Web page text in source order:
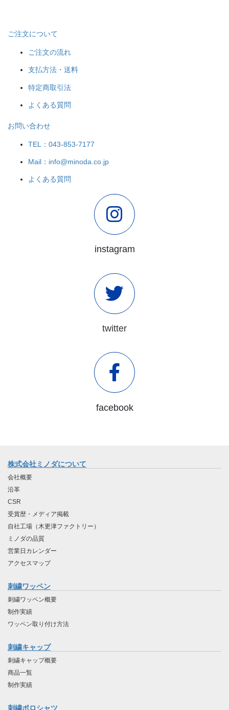
ご注文について
ご注文の流れ
支払方法・送料
特定商取引法
よくある質問
お問い合わせ
TEL：043-853-7177
Mail：info@minoda.co.jp
よくある質問
instagram
twitter
facebook
株式会社ミノダについて
会社概要
沿革
CSR
受賞歴・メディア掲載
自社工場（木更津ファクトリー）
ミノダの品質
営業日カレンダー
アクセスマップ
刺繍ワッペン
刺繍ワッペン概要
制作実績
ワッペン取り付け方法
刺繍キャップ
刺繍キャップ概要
商品一覧
制作実績
刺繍ポロシャツ